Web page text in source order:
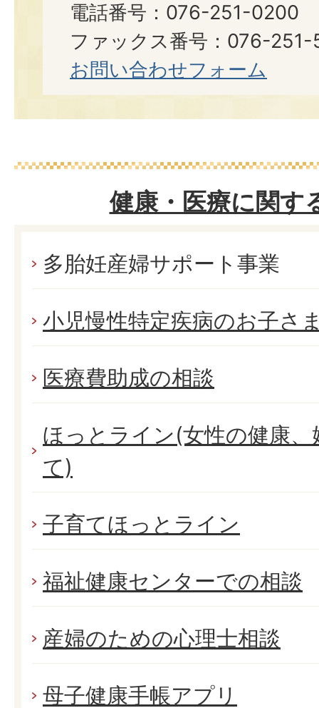
電話番号：076-251-0200
ファックス番号：076-
お問い合わせフォーム
健康・医療に関す
多胎妊産婦サポート事業
小児慢性特定疾病のお子さ
医療費助成の相談
ほっとライン(女性の健康、
て)
子育てほっとライン
福祉健康センターでの相談
産婦のための心理士相談
母子健康手帳アプリ